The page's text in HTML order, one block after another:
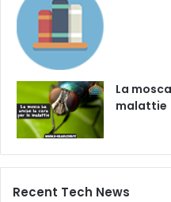
La
malattie
Recent Tech News